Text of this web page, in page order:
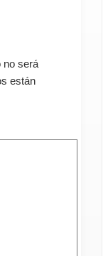
no será
están